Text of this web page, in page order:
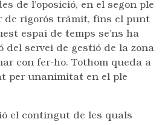
de l’oposició, en el segon ple
de rigorós tràmit, fins el punt
espai de temps se’ns ha
servei de gestió de la zona
con fer-ho. Tothom queda a
per unanimitat en el ple
el contingut de les quals